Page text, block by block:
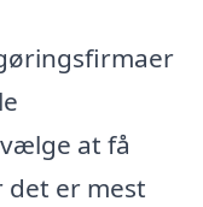
at få
det er mest